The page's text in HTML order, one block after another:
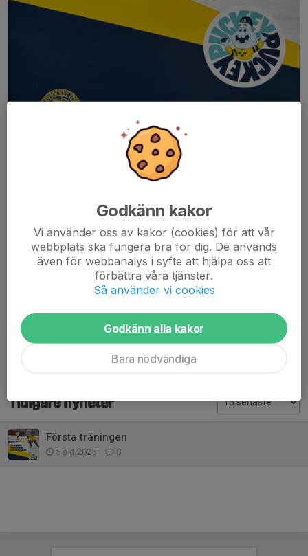
som en riktig hockeyspelare.
Vi har även varit på TKH utbildning och fått lite information och
fina nya tröjor som kommer delas ut till tjejerna.
Dela nyhet
Tidigare nyheter
Första träningen
5 okt 2025 0
Godkänn kakor
Vi använder oss av kakor (cookies) för att vår
webbplats ska fungera bra för dig. De används
även för webbanalys i syfte att hjälpa oss att
förbättra våra tjänster.
Så använder vi cookies
Godkänn alla kakor
Bara nödvändiga